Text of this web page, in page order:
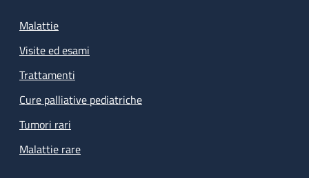
Malattie
Visite ed esami
Trattamenti
Cure palliative pediatriche
Tumori rari
Malattie rare